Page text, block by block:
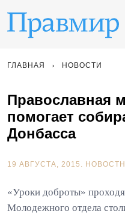
ГЛАВНАЯ НОВОСТИ
Православная
помогает
Донбасса
19 АВГУСТА, 2015.
«Уроки доброты»
Молодежного отдела